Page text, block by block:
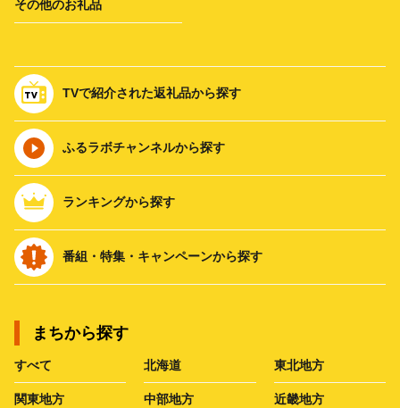
その他のお礼品
TVで紹介された返礼品から探す
ふるラボチャンネルから探す
ランキングから探す
番組・特集・キャンペーンから探す
まちから探す
すべて 北海道 東北地方
関東地方 中部地方 近畿地方